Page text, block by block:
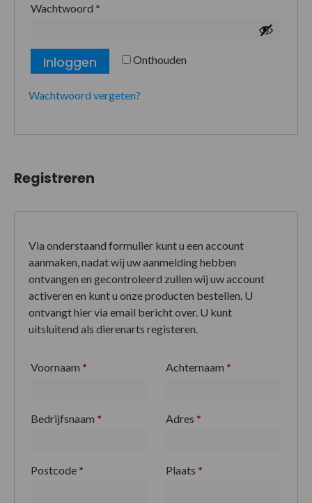
Wachtwoord *
Onthouden
Inloggen
Wachtwoord vergeten?
Registreren
Via onderstaand formulier kunt u een account
aanmaken, nadat wij uw aanmelding hebben
ontvangen en gecontroleerd zullen wij uw account
activeren en kunt u onze producten bestellen. U
ontvangt hier via email bericht over. U kunt
uitsluitend als dierenarts registeren.
Voornaam * Achternaam *
Bedrijfsnaam * Adres *
Postcode * Plaats *